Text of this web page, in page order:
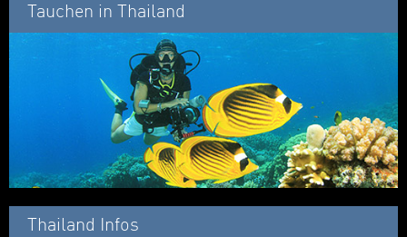
Tauchen in Thailand
Thailand Infos